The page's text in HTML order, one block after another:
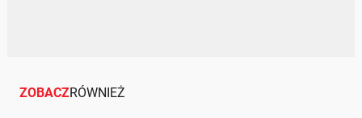
ZOBACZRÓWNIEŻ